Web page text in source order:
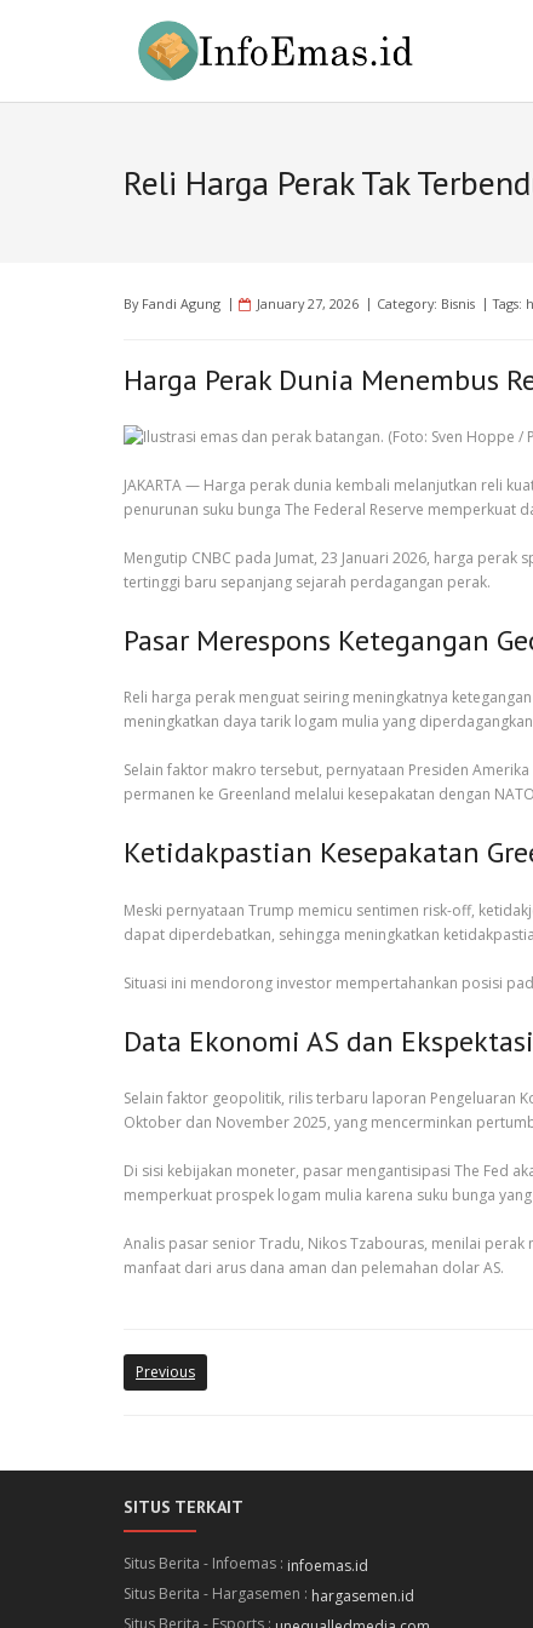
Reli Harga Perak Tak
By Fandi Agung January 27, 2026 Category: Bisnis Tags:
Harga Perak Dunia Menembus
JAKARTA — Harga perak dunia kembali melanjutkan reli
penurunan suku bunga The Federal Reserve memperkuat
Mengutip CNBC pada Jumat, 23 Januari 2026, harga
tertinggi baru sepanjang sejarah perdagangan perak.
Pasar Merespons Ketegangan
Reli harga perak menguat seiring meningkatnya
meningkatkan daya tarik logam mulia yang
Selain faktor makro tersebut, pernyataan Presiden
permanen ke Greenland melalui kesepakatan dengan
Ketidakpastian Kesepakatan
Meski pernyataan Trump memicu sentimen risk-off,
dapat diperdebatkan, sehingga meningkatkan
Situasi ini mendorong investor mempertahankan posisi
Data Ekonomi AS dan
Selain faktor geopolitik, rilis terbaru laporan Pengeluaran
Oktober dan November 2025, yang mencerminkan
Di sisi kebijakan moneter, pasar mengantisipasi The Fed
memperkuat prospek logam mulia karena suku bunga
Analis pasar senior Tradu, Nikos Tzabouras, menilai
manfaat dari arus dana aman dan pelemahan dolar AS.
Previous
SITUS TERKAIT
Situs Berita - Infoemas : infoemas.id
Situs Berita - Hargasemen : hargasemen.id
Situs Berita - Esports :